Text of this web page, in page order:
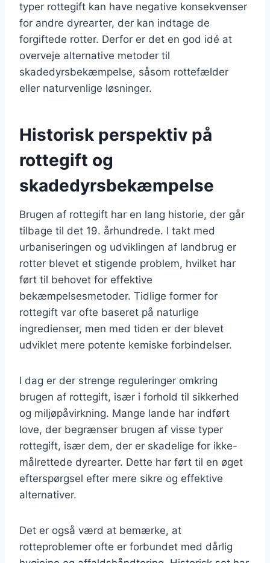
typer rottegift kan have negative konsekvenser
for andre dyrearter, der kan indtage de
forgiftede rotter. Derfor er det en god idé at
overveje alternative metoder til
skadedyrsbekæmpelse, såsom rottefælder
eller naturvenlige løsninger.
Historisk perspektiv på
rottegift og
skadedyrsbekæmpelse
Brugen af rottegift har en lang historie, der går
tilbage til det 19. århundrede. I takt med
urbaniseringen og udviklingen af landbrug er
rotter blevet et stigende problem, hvilket har
ført til behovet for effektive
bekæmpelsesmetoder. Tidlige former for
rottegift var ofte baseret på naturlige
ingredienser, men med tiden er der blevet
udviklet mere potente kemiske forbindelser.
I dag er der strenge reguleringer omkring
brugen af rottegift, især i forhold til sikkerhed
og miljøpåvirkning. Mange lande har indført
love, der begrænser brugen af visse typer
rottegift, især dem, der er skadelige for ikke-
målrettede dyrearter. Dette har ført til en øget
efterspørgsel efter mere sikre og effektive
alternativer.
Det er også værd at bemærke, at
rotteproblemer ofte er forbundet med dårlig